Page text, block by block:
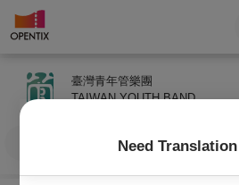
Need
臺灣青年管樂團
TAIWAN YOUTH BAND
訂閱